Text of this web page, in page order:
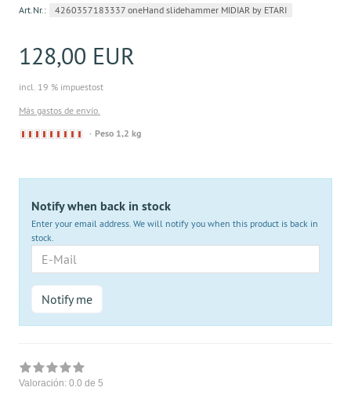
Art.Nr.: 4260357183337 oneHand slidehammer MIDIAR by ETARI
128,00 EUR
incl. 19 % impuestost
Más gastos de envío.
Derzeit
Peso 1,2 kg
Notify when back in stock
Enter your email address. We will notify you when this product is back in
stock.
Mail
Notify me
Valoración: 0.0 de 5